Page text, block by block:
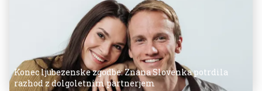
Konec ljubezenske zgodbe: Znana Slovenka potrdila
razhod z dolgoletnim partnerjem